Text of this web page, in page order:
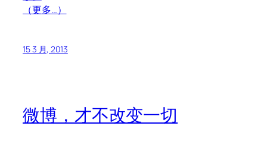
（更多…）
15 3 月, 2013
微博，才不改变一切